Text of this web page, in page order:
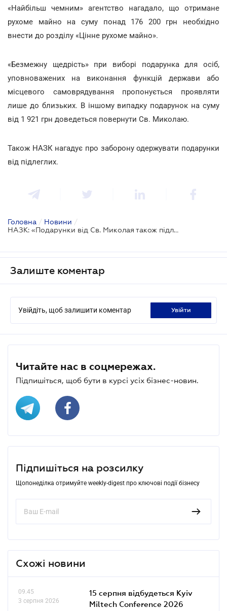
«Найбільш чемним» агентство нагадало, що отримане
рухоме майно на суму понад 176 200 грн необхідно
внести до розділу «Цінне рухоме майно».
«Безмежну щедрість» при виборі подарунка для осіб,
уповноважених на виконання функцій держави або
місцевого самоврядування пропонується проявляти
лише до близьких. В іншому випадку подарунок на суму
від 1 921 грн доведеться повернути Св. Миколаю.
Також НАЗК нагадує про заборону одержувати подарунки
від підлеглих.
Головна / Новини /
НАЗК: «Подарунки від Св. Миколая також підлягають декларуванню»
Залиште коментар
Увійдіть, щоб залишити коментар увійти
Читайте нас в соцмережах.
Підпишіться, щоб бути в курсі усіх бізнес-новин.
Підпишіться на розсилку
Щопонеділка отримуйте weekly-digest про ключові події бізнесу
Схожі новини
09.45
3 серпня 2026
15 серпня відбудеться Kyiv
Miltech Conference 2026